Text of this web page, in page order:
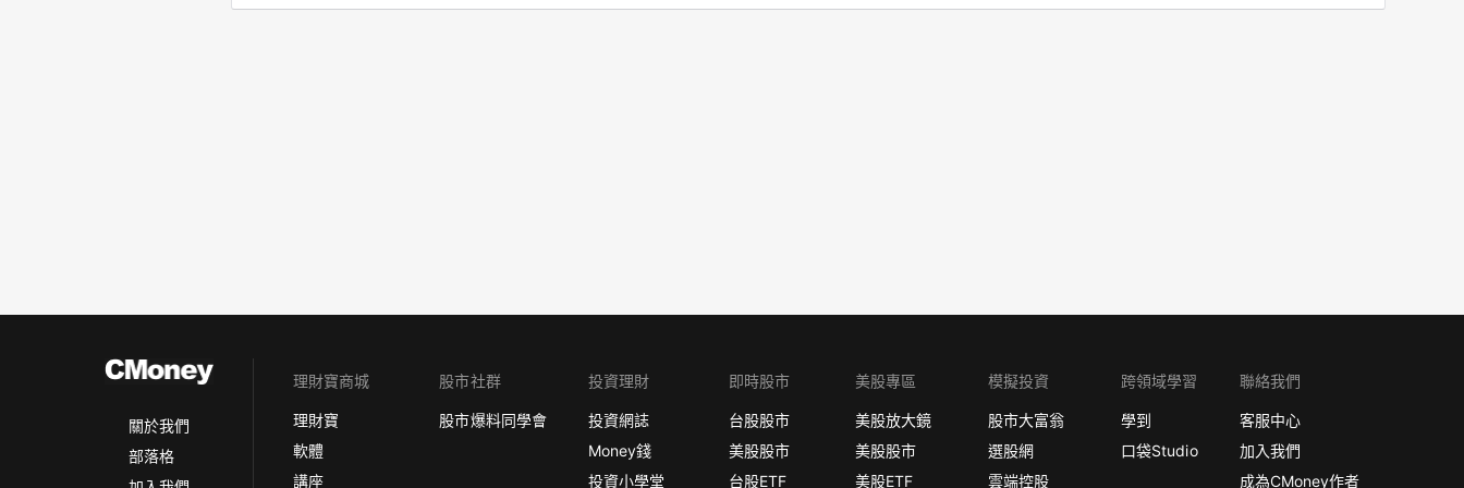
關於我們
部落格
理財寶商城
理財寶
軟體
講座
股市社群
股市爆料同學會
投資理財
投資網誌
Money錢
投資小學堂
即時股市
台股股市
美股股市
台股ETF
美股專區
美股放大鏡
美股股市
美股ETF
模擬投資
股市大富翁
選股網
雲端控股
跨領域學習
學到
口袋Studio
聯絡我們
客服中心
加入我們
成為CMoney作者